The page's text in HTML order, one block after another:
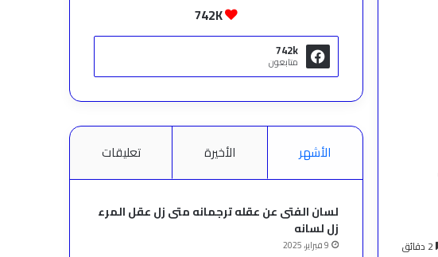
742K
742k
متابعون
الأشهر الأخيرة تعليقات
لسان الفتى عن عقله ترجمانه متى زل عقل المرء
زل لسانه
9 فبراير، 2025